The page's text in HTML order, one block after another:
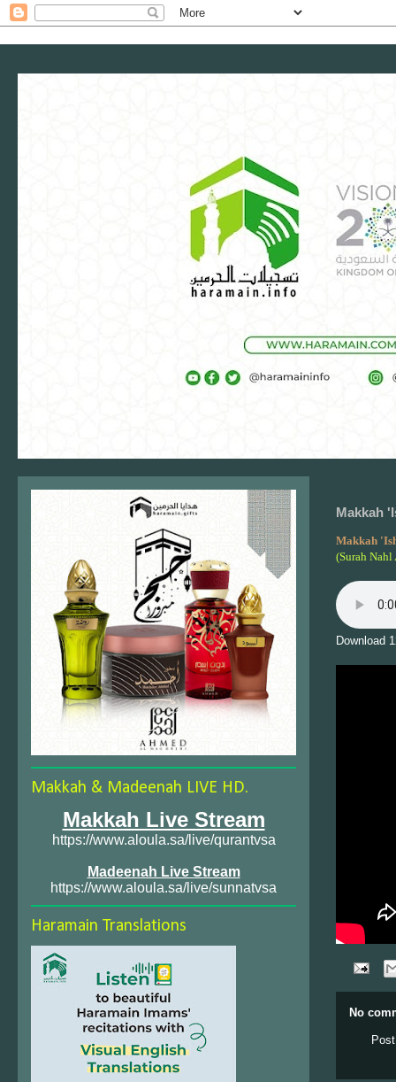
Makkah
Makkah
(Surah Nahl
Download
No
Makkah & Madeenah LIVE HD.
Makkah Live Stream
https://www.aloula.sa/live/qurantvsa
Madeenah Live Stream
https://www.aloula.sa/live/sunnatvsa
Haramain Translations